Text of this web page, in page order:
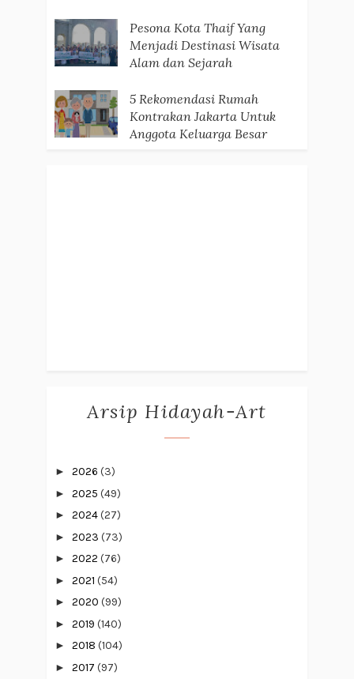
Pesona Kota Thaif Yang
Menjadi Destinasi Wisata
Alam dan Sejarah
5 Rekomendasi Rumah
Kontrakan Jakarta Untuk
Anggota Keluarga Besar
Arsip Hidayah-Art
► 2026 (3)
► 2025 (49)
► 2024(27)
► 2023 (73)
► 2022 (76)
► 2021 (54)
► 2020 (99)
► 2019 (140)
► 2018 (104)
► 2017 (97)